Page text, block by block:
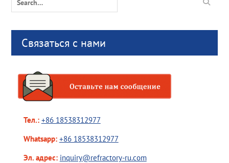
for:
Связаться с нами
Тел.: +86 18538312977
Whatsapp: +86 18538312977
Эл. адрес: inquiry@refractory-ru.com